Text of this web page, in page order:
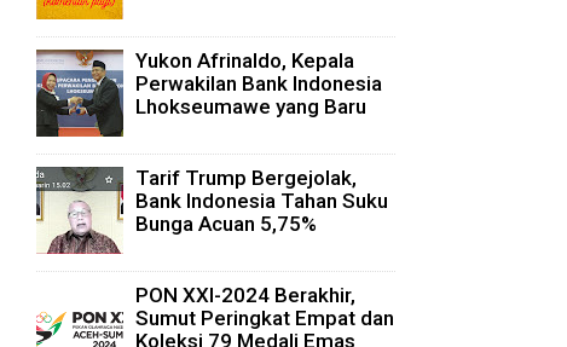
Yukon Afrinaldo, Kepala
Perwakilan Bank Indonesia
Lhokseumawe yang Baru
Tarif Trump Bergejolak,
Bank Indonesia Tahan Suku
Bunga Acuan 5,75%
PON XXI-2024 Berakhir,
Sumut Peringkat Empat dan
Koleksi 79 Medali Emas